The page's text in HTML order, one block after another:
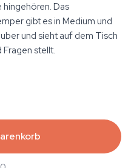
Das
gibt es in Medium und
und sieht auf dem Tisch
Fragen stellt.